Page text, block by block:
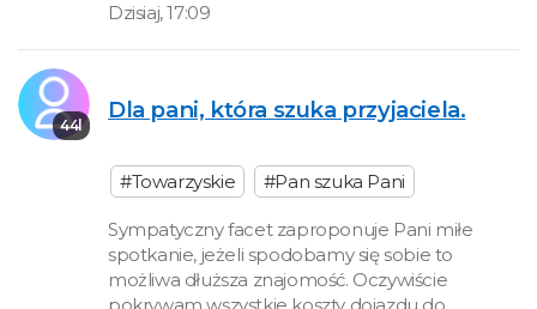
Dzisiaj, 17:09
44l
Dla pani, która szuka przyjaciela.
#Towarzyskie #Pan szuka Pani
Sympatyczny facet zaproponuje Pani miłe
spotkanie, jeżeli spodobamy się sobie to
możliwa dłuższa znajomość. Oczywiście